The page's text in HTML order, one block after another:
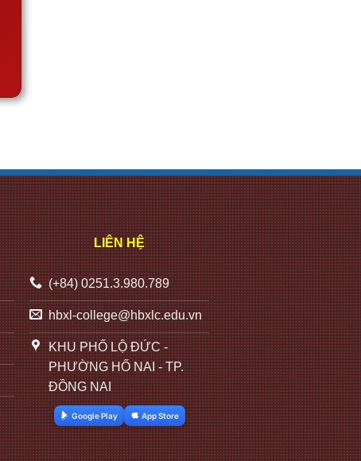
LIÊN HỆ
(+84) 0251.3.980.789
hbxl-college@hbxlc.edu.vn
KHU PHỐ LỘ ĐỨC -
PHƯỜNG HỐ NAI - TP.
ĐỒNG NAI
Google Play App Store